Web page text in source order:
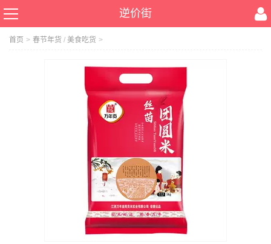
逆价街
首页 > 春节年货 / 美食吃货 >